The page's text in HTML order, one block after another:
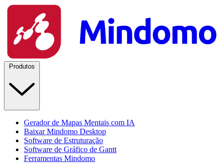
Produtos
Gerador de Mapas Mentais com IA
Baixar Mindomo Desktop
Software de Estruturação
Software de Gráfico de Gantt
Ferramentas Mindomo